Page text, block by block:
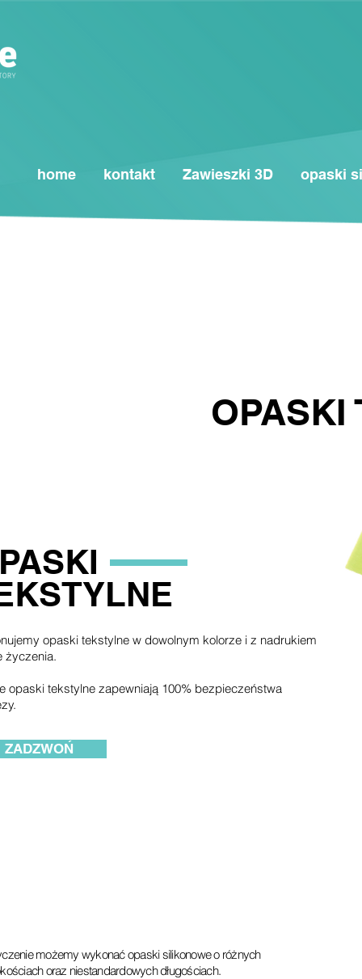
home kontakt Zawieszki 3D opaski
OPASKI
opaski tekstylne w dowolnym kolorze i z nadrukiem
życzenia.
opaski tekstylne zapewniają 100% bezpieczeństwa
ZADZWOŃ
możemy wykonać opaski silikonowe o różnych
oraz niestandardowych długościach.